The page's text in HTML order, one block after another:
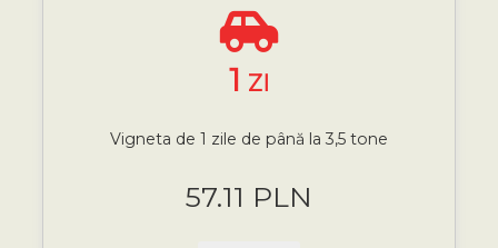
1 ZI
Vigneta de 1 zile de până la 3,5 tone
57.11 PLN